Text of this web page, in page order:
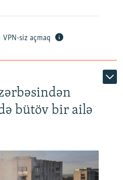
VPN-siz açmaq
bütöv bir ailə